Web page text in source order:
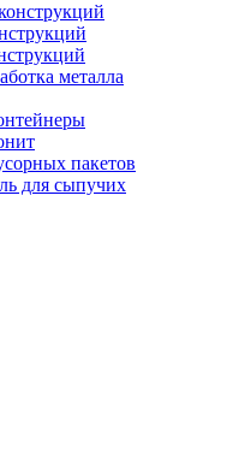
металла
пакетов
для сыпучих